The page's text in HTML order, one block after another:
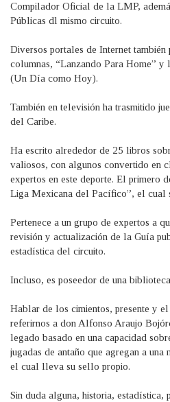
Compilador Oficial de la LMP,
Públicas dl mismo circuito.
Diversos portales de Internet también
columnas, “Lanzando Para Home” y
(Un Día como Hoy).
También en televisión ha trasmitido
del Caribe.
Ha escrito alrededor de 25 libros
valiosos, con algunos convertido en
expertos en este deporte. El primero
Liga Mexicana del Pacífico”, el cual
Pertenece a un grupo de expertos a
revisión y actualización de la Guía
estadística del circuito.
Incluso, es poseedor de una
Hablar de los cimientos, presente y
referirnos a don Alfonso Araujo
legado basado en una capacidad
jugadas de antaño que agregan a una
el cual lleva su sello propio.
Sin duda alguna, historia, estadística,